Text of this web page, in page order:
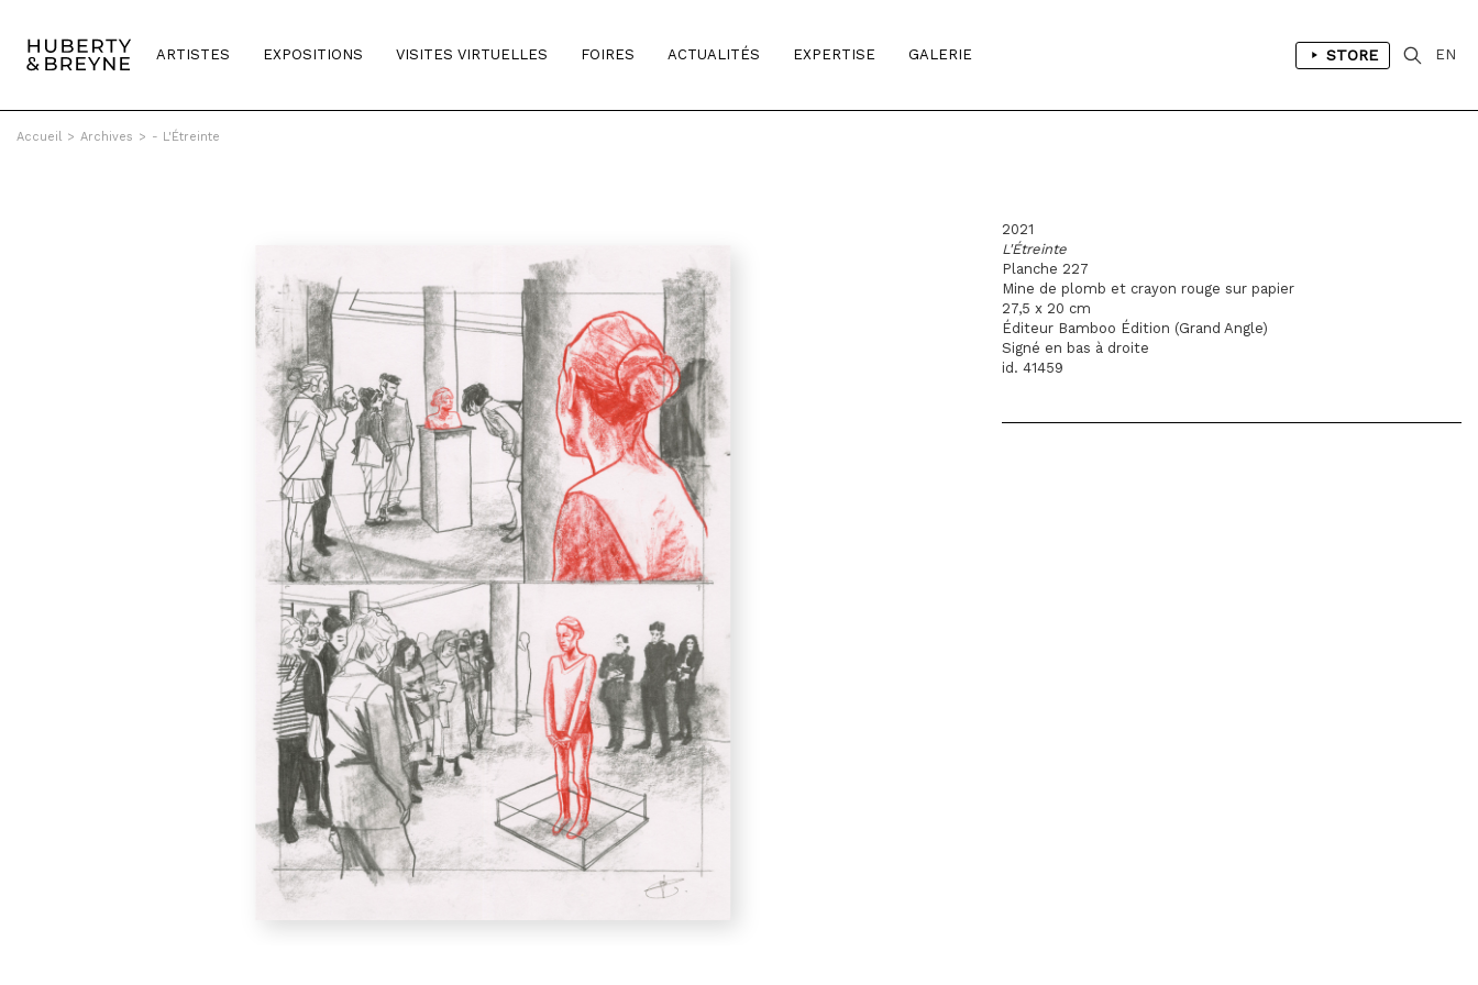
ARTISTES EXPOSITIONS VISITES VIRTUELLES FOIRES ACTUALITÉS EXPERTISE GALERIE STORE EN
Accueil > Archives > - L'Étreinte
2021
L'Étreinte
Planche 227
Mine de plomb et crayon rouge sur papier
27,5 x 20 cm
Éditeur Bamboo Édition (Grand Angle)
Signé en bas à droite
id. 41459